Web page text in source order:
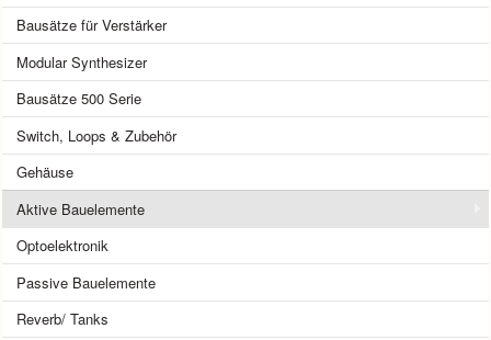
Bausätze für Verstärker
Modular Synthesizer
Bausätze 500 Serie
Switch, Loops & Zubehör
Gehäuse
Aktive Bauelemente
Optoelektronik
Passive Bauelemente
Reverb/ Tanks